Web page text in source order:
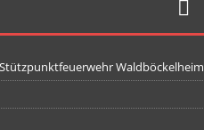
Waldböckelheim